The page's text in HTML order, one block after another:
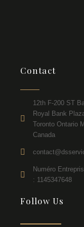
Contact
12th F-200 ST
Royal Bank
Toronto Ontario
Canada
Numéro
: 1145347648
Follow Us